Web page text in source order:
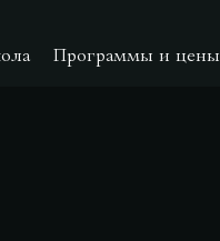
Программы и цены